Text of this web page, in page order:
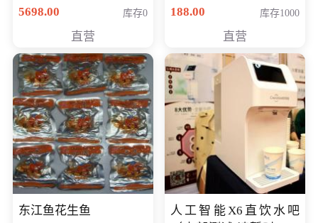
购买价格 4998元
5698.00 库存0
直营
188.00
库存1000
直营
东江鱼花生鱼
人工智能X6直饮水吧